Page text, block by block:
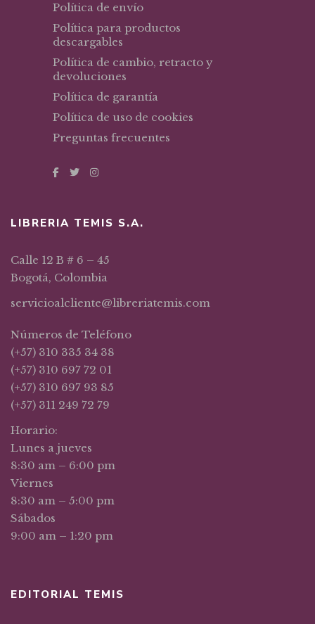
Política de envío
Política para productos
descargables
Política de cambio, retracto y
devoluciones
Política de garantía
Política de uso de cookies
Preguntas frecuentes
LIBRERIA TEMIS S.A.
Calle 12 B # 6 – 45
Bogotá, Colombia
servicioalcliente@libreriatemis.com
Números de Teléfono
(+57) 310 335 34 38
(+57) 310 697 72 01
(+57) 310 697 93 85
(+57) 311 249 72 79
Horario:
Lunes a jueves
8:30 am – 6:00 pm
Viernes
8:30 am – 5:00 pm
Sábados
9:00 am – 1:20 pm
EDITORIAL TEMIS